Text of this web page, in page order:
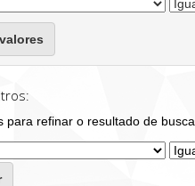
para refinar o resultado de busca.